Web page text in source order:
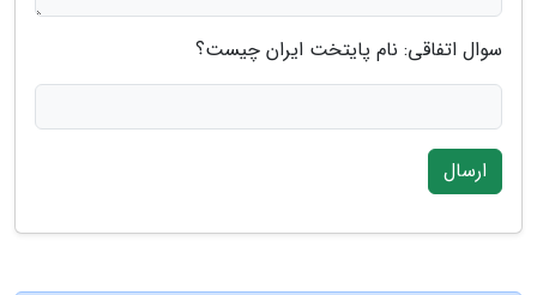
سوال اتفاقی: نام پایتخت ایران چیست؟
ارسال